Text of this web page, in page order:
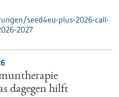
seed4eu-plus-2026-call-
2027
dagegen hilft